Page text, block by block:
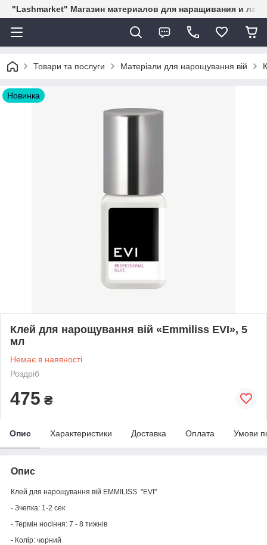
"Lashmarket" Магазин материалов для наращивания и
Товари та послуги Матеріали для нарощування вій
Новинка
Клей для нарощування вій «Emmiliss EVI», 5
мл
Немає в наявності
Роздріб
475 ₴
Опис Характеристики Доставка Оплата Умови
Опис
Клей для нарощування вій EMMILISS "EVI"
- Зчепка: 1-2 сек
- Термін носіння: 7 - 8 тижнів
- Колір: чорний